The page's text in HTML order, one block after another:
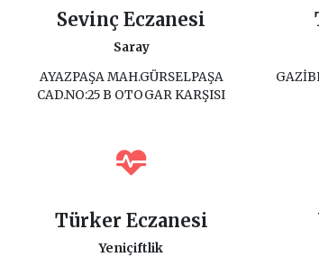
Sevinç Eczanesi
Saray
AYAZPAŞA MAH.GÜRSELPAŞA
CAD.NO:25 B OTOGAR KARŞISI
Türker Eczanesi
Yeniçiftlik